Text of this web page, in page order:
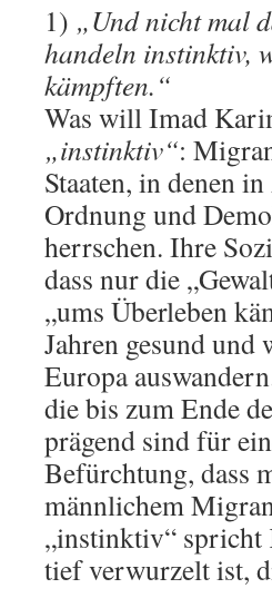
1) „Und nicht mal
handeln instinktiv,
kämpften.“
Was will Imad
„instinktiv“:
Staaten, in denen
Ordnung und
herrschen. Ihre
dass nur die
„ums Überleben
Jahren gesund und
Europa
die bis zum Ende
prägend sind für
Befürchtung, dass
männlichem
„instinktiv“ spricht
tief verwurzelt ist,